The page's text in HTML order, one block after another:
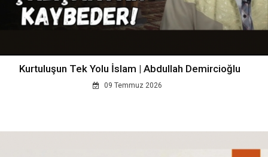
Kurtuluşun Tek Yolu İslam | Abdullah Demircioğlu
09 Temmuz 2026